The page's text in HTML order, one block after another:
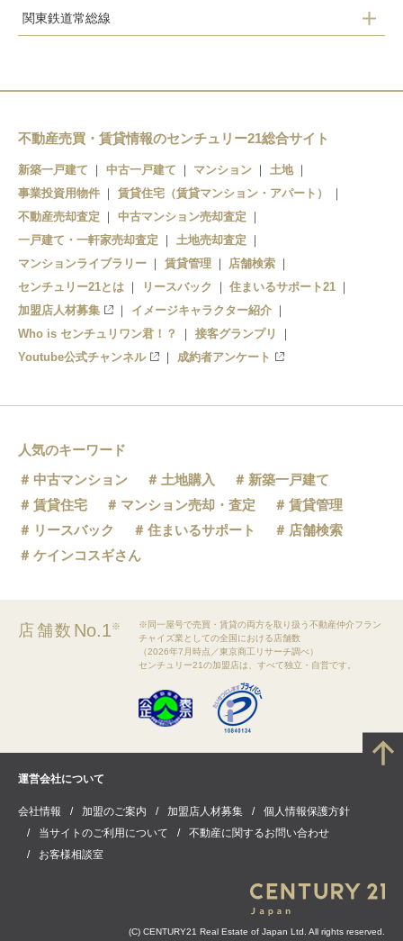
関東鉄道常総線
黒子
下館
不動産売買・賃貸情報のセンチュリー21総合サイト
新築一戸建て 中古一戸建て マンション
土地
事業投資用物件
賃貸住宅（賃貸マンション・アパート）
不動産売却査定
中古マンション売却査定
一戸建て・一軒家売却査定
土地売却査定
マンションライブラリー
賃貸管理
店舗検索
センチュリー21とは
リースバック
住まいるサポート21
加盟店人材募集
イメージキャラクター紹介
Who is センチュリワン君！？
接客グランプリ
Youtube公式チャンネル
成約者アンケート
人気のキーワード
中古マンション
土地購入
新築一戸建て
賃貸住宅
マンション売却・査定
賃貸管理
リースバック
住まいるサポート
店舗検索
ケインコスギさん
店舗数 No.1※
※同一屋号で売買・賃貸の両方を取り扱う不動産仲介フラン
チャイズ業としての全国における店舗数
（2026年7月時点／東京商工リサーチ調べ）
センチュリー21の加盟店は、すべて独立・自営です。
運営会社について
会社情報 加盟のご案内 加盟店人材募集
個人情報保護方針
当サイトのご利用について
不動産に関するお問い合わせ
お客様相談室
(C) CENTURY21 Real Estate of Japan Ltd. All rights reserved.